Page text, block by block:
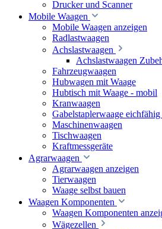
Drucker und Scanner
Mobile Waagen
Mobile Waagen anzeigen
Radlastwaagen
Achslastwaagen
Achslastwaagen
Fahrzeugwaagen
Hubwagen mit Waage
Hubtisch mit Waage - mobil
Kranwaagen
Gabelstaplerwaage
Maschinenwaagen
Tischwaagen
Kraftmessgeräte
Agrarwaagen
Agrarwaagen anzeigen
Tierwaagen
Waage selbst bauen
Waagen Komponenten
Waagen Komponenten
Wägezellen